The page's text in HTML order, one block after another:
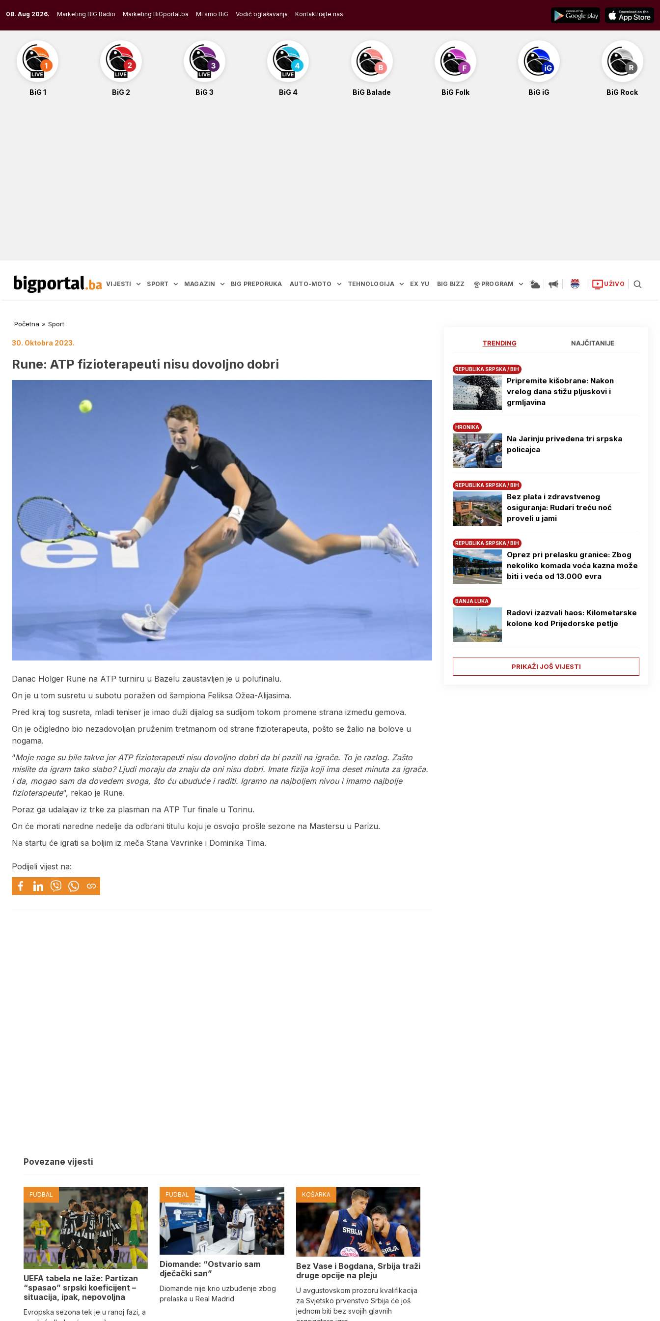
to
content
08. Aug 2026. Marketing BIG Radio Marketing BiGportal.ba Mi smo BiG Vodič oglašavanja Kontaktirajte nas
BiG 1 BiG 2 BiG 3 BiG 4 BiG Balade BiG Folk BiG iG BiG Rock
VIJESTI SPORT MAGAZIN BIG PREPORUKA AUTO-MOTO TEHNOLOGIJA EX YU BIG BIZZ PROGRAM UŽIVO
Početna » Sport
30. Oktobra 2023.
Rune: ATP fizioterapeuti nisu dovoljno dobri
Danac Holger Rune na ATP turniru u Bazelu zaustavljen je u polufinalu.
On je u tom susretu u subotu poražen od šampiona Feliksa Ožea-Alijasima.
Pred kraj tog susreta, mladi teniser je imao duži dijalog sa sudijom tokom promene strana između gemova.
On je očigledno bio nezadovoljan pruženim tretmanom od strane fizioterapeuta, pošto se žalio na bolove u
nogama.
“Moje noge su bile takve jer ATP fizioterapeuti nisu dovoljno dobri da bi pazili na igrače. To je razlog. Zašto
mislite da igram tako slabo? Ljudi moraju da znaju da oni nisu dobri. Imate fizija koji ima deset minuta za igrača.
I da, mogao sam da dovedem svoga, što ću ubuduće i raditi. Igramo na najboljem nivou i imamo najbolje
fizioterapeute“, rekao je Rune.
Poraz ga udalajav iz trke za plasman na ATP Tur finale u Torinu.
On će morati naredne nedelje da odbrani titulu koju je osvojio prošle sezone na Mastersu u Parizu.
Na startu će igrati sa boljim iz meča Stana Vavrinke i Dominika Tima.
Podijeli vijest na:
Povezane vijesti
FUDBAL
UEFA tabela ne laže: Partizan
“spasao” srpski koeficijent –
situacija, ipak, nepovoljna
Evropska sezona tek je u ranoj fazi, a
FUDBAL
Diomande: “Ostvario sam
dječački san”
Diomande nije krio uzbuđenje zbog
prelaska u Real Madrid
KOŠARKA
Bez Vase i Bogdana, Srbija traži
druge opcije na pleju
U avgustovskom prozoru kvalifikacija
za Svjetsko prvenstvo Srbija će još
jednom biti bez svojih glavnih
TRENDING NAJČITANIJE
REPUBLIKA SRPSKA / BIH
Pripremite kišobrane: Nakon
vrelog dana stižu pljuskovi i
grmljavina
HRONIKA
Na Јarinju privedena tri srpska
policajca
REPUBLIKA SRPSKA / BIH
Bez plata i zdravstvenog
osiguranja: Rudari treću noć
proveli u jami
REPUBLIKA SRPSKA / BIH
Oprez pri prelasku granice: Zbog
nekoliko komada voća kazna može
biti i veća od 13.000 evra
BANJA LUKA
Radovi izazvali haos: Kilometarske
kolone kod Prijedorske petlje
PRIKAŽI JOŠ VIJESTI